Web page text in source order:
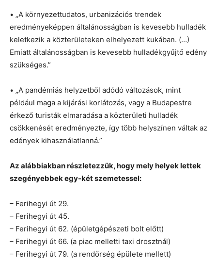
• „A környezettudatos, urbanizációs trendek
eredményeképpen általánosságban is kevesebb hulladék
keletkezik a közterületeken elhelyezett kukában. (…)
Emiatt általánosságban is kevesebb hulladékgyűjtő edény
szükséges.”
• „A pandémiás helyzetből adódó változások, mint
például maga a kijárási korlátozás, vagy a Budapestre
érkező turisták elmaradása a közterületi hulladék
csökkenését eredményezte, így több helyszínen váltak az
edények kihasználatlanná.”
Az alábbiakban részletezzük, hogy mely helyek lettek
szegényebbek egy-két szemetessel:
– Ferihegyi út 29.
– Ferihegyi út 45.
– Ferihegyi út 62. (épületgépészeti bolt előtt)
– Ferihegyi út 66. (a piac melletti taxi drosztnál)
– Ferihegyi út 79. (a rendőrség épülete mellett)